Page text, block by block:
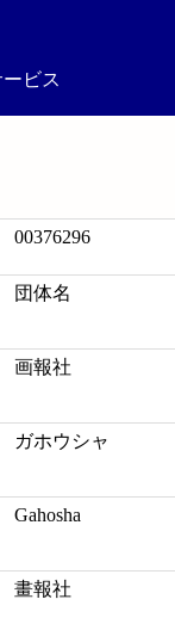
ビス
00376296
団体名
画報社
ガホウシャ
Gahosha
畫報社